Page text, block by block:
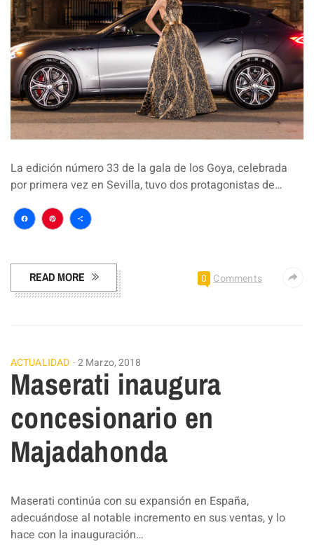
La edición número 33 de la gala de los Goya, celebrada
por primera vez en Sevilla, tuvo dos protagonistas de…
Facebook
Pinterest
Compartir
READ MORE 0 Comments
ACTUALIDAD 2 Marzo, 2018
Maserati inaugura
concesionario en
Majadahonda
Maserati continúa con su expansión en España,
adecuándose al notable incremento en sus ventas, y lo
hace con la inauguración…